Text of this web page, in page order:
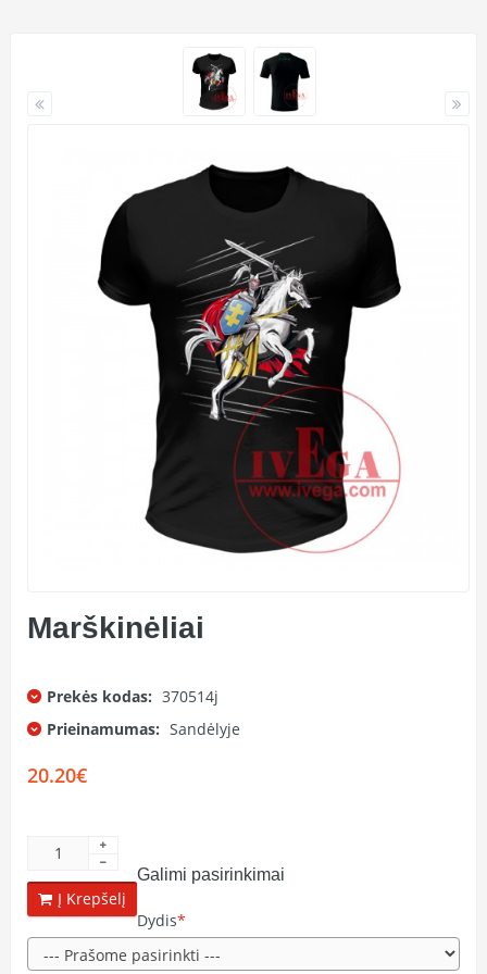
Marškinėliai
Prekės kodas: 370514j
Prieinamumas: Sandėlyje
20.20€
Į Krepšelį
Galimi pasirinkimai
Dydis